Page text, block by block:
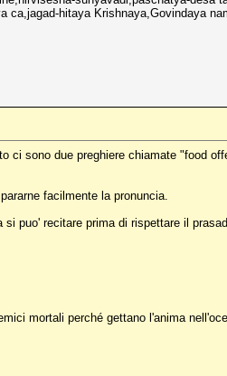
ca,jagad-hitaya Krishnaya,Govindaya
ci sono due preghiere chiamate "food
facilmente la pronuncia.
puo' recitare prima di rispettare il
mortali perché gettano l'anima